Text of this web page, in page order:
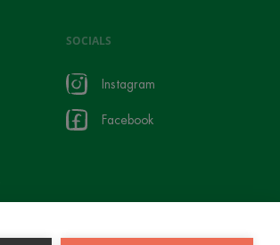
SOCIALS
Instagram
Facebook